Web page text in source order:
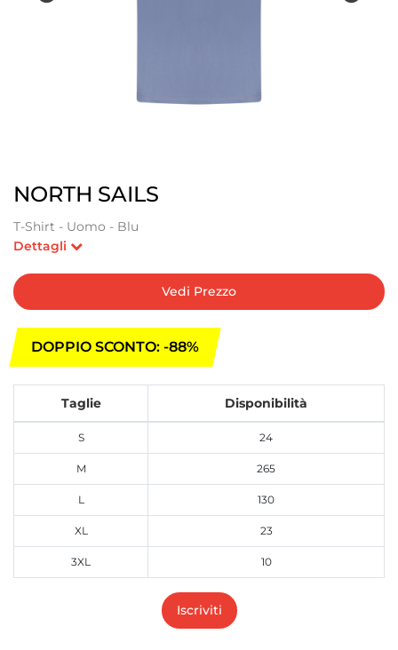
NORTH SAILS
T-Shirt - Uomo - Blu
Dettagli
Vedi Prezzo
DOPPIO SCONTO: -88%
Taglie Disponibilità
S 24
M 265
L 130
XL 23
3XL 10
Iscriviti